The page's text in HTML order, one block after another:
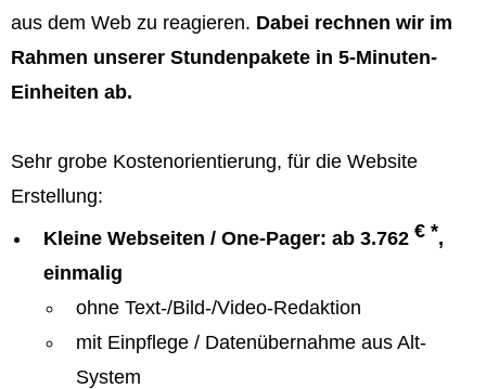
aus dem Web zu reagieren. Dabei rechnen wir im
Rahmen unserer Stundenpakete in 5-Minuten-
Einheiten ab.
Sehr grobe Kostenorientierung, für die Website
Erstellung:
Kleine Webseiten / One-Pager: ab 3.762 € *,
einmalig
ohne Text-/Bild-/Video-Redaktion
mit Einpflege / Datenübernahme aus Alt-
System